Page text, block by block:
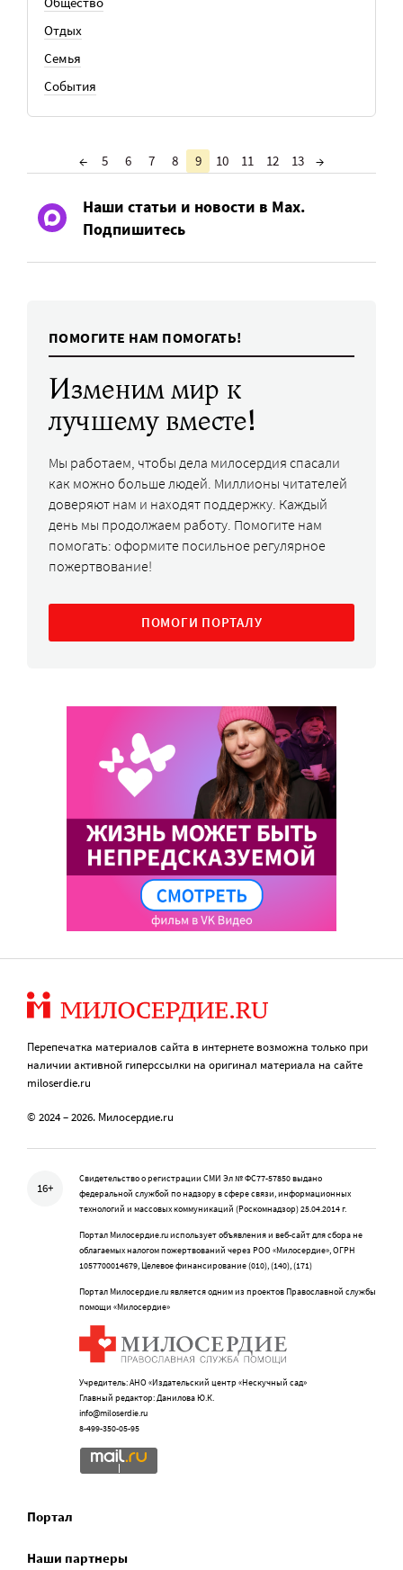
Отдых
Семья
События
← 5 6 7 8 9 10 11 12 13 →
Наши статьи и новости в Max.
Подпишитесь
ПОМОГИТЕ НАМ ПОМОГАТЬ!
Изменим мир к
лучшему вместе!
Мы работаем, чтобы дела милосердия спасали
как можно больше людей. Миллионы читателей
доверяют нам и находят поддержку. Каждый
день мы продолжаем работу. Помогите нам
помогать: оформите посильное регулярное
пожертвование!
ПОМОГИ ПОРТАЛУ
Перепечатка материалов сайта в интернете возможна только при
наличии активной гиперссылки на оригинал материала на сайте
miloserdie.ru
© 2024 – 2026. Милосердие.ru
16+
Свидетельство о регистрации СМИ Эл № ФС77-57850 выдано
федеральной службой по надзору в сфере связи, информационных
технологий и массовых коммуникаций (Роскомнадзор) 25.04.2014 г.
Портал Милосердие.ru использует объявления и веб-сайт для сбора не
облагаемых налогом пожертвований через РОО «Милосердие», ОГРН
1057700014679, Целевое финансирование (010), (140), (171)
Портал Милосердие.ru является одним из проектов Православной службы
помощи «Милосердие»
Учредитель: АНО «Издательский центр «Нескучный сад»
Главный редактор: Данилова Ю.К.
info@miloserdie.ru
8-499-350-05-95
Портал
Наши партнеры